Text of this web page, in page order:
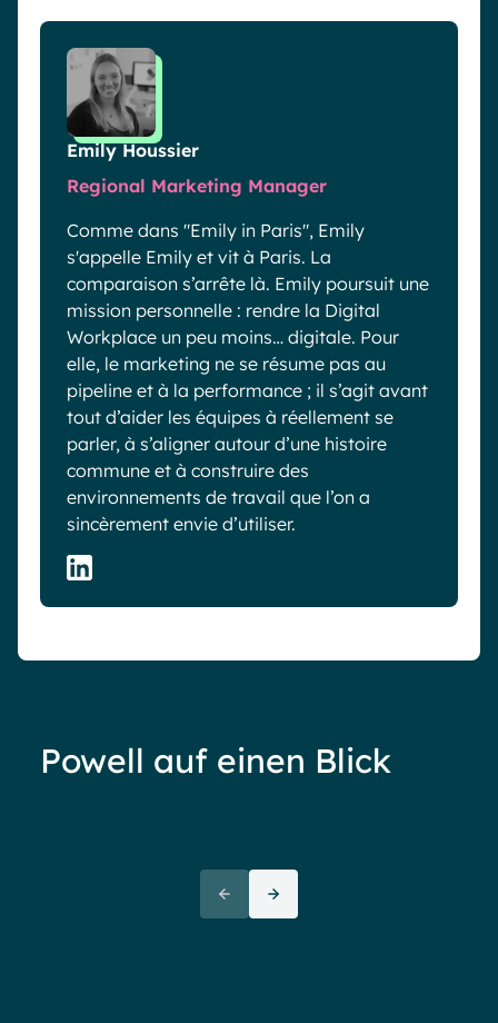
Emily Houssier
Regional Marketing Manager
Comme dans "Emily in Paris", Emily
s'appelle Emily et vit à Paris. La
comparaison s’arrête là. Emily poursuit une
mission personnelle : rendre la Digital
Workplace un peu moins… digitale. Pour
elle, le marketing ne se résume pas au
pipeline et à la performance ; il s’agit avant
tout d’aider les équipes à réellement se
parler, à s’aligner autour d’une histoire
commune et à construire des
environnements de travail que l’on a
sincèrement envie d’utiliser.
Powell auf einen Blick
72+